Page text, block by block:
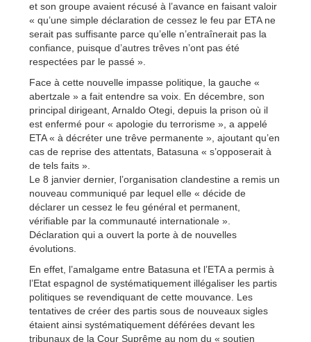
et son groupe avaient récusé à l’avance en faisant valoir
« qu’une simple déclaration de cessez le feu par ETA ne
serait pas suffisante parce qu’elle n’entraînerait pas la
confiance, puisque d’autres trêves n’ont pas été
respectées par le passé ».
Face à cette nouvelle impasse politique, la gauche «
abertzale » a fait entendre sa voix. En décembre, son
principal dirigeant, Arnaldo Otegi, depuis la prison où il
est enfermé pour « apologie du terrorisme », a appelé
ETA « à décréter une trêve permanente », ajoutant qu’en
cas de reprise des attentats, Batasuna « s’opposerait à
de tels faits ».
Le 8 janvier dernier, l’organisation clandestine a remis un
nouveau communiqué par lequel elle « décide de
déclarer un cessez le feu général et permanent,
vérifiable par la communauté internationale ».
Déclaration qui a ouvert la porte à de nouvelles
évolutions.
En effet, l’amalgame entre Batasuna et l’ETA a permis à
l’Etat espagnol de systématiquement illégaliser les partis
politiques se revendiquant de cette mouvance. Les
tentatives de créer des partis sous de nouveaux sigles
étaient ainsi systématiquement déférées devant les
tribunaux de la Cour Suprême au nom du « soutien